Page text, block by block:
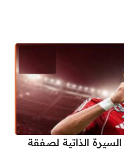
الذاتية لصفقة